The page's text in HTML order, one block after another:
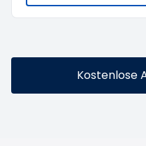
Kostenlose